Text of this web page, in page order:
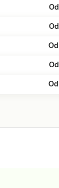
Od
Od
Od
Od
Od